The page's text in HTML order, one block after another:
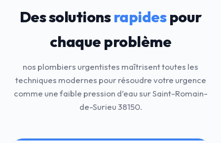
Des solutionsrapidespour
chaque problème
nos plombiers urgentistes maîtrisent toutes les
techniques modernes pour résoudre votre urgence
comme une faible pression d’eau sur Saint-Romain-
de-Surieu 38150.